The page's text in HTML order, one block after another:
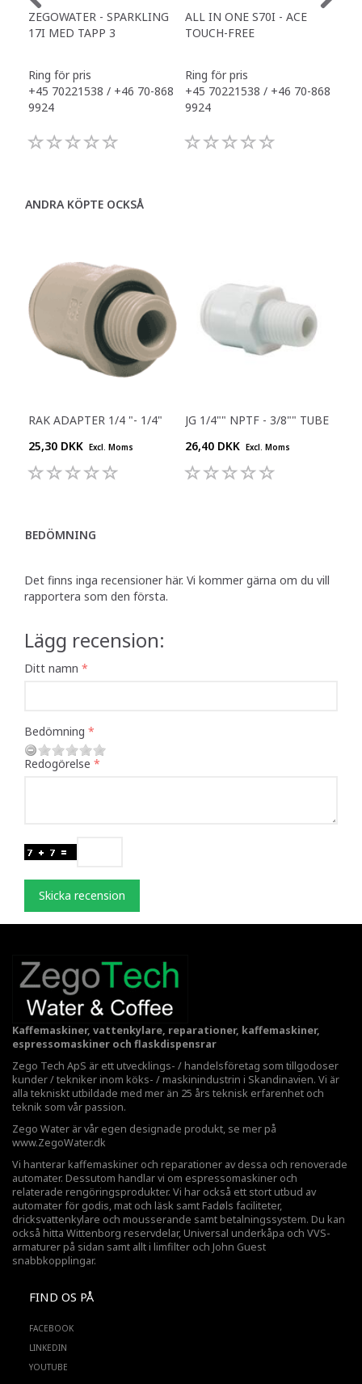
ZEGOWATER - SPARKLING
17I MED TAPP 3
Ring för pris
+45 70221538 / +46 70-868
9924
ALL IN ONE S70I - ACE
TOUCH-FREE
Ring för pris
+45 70221538 / +46 70-868
9924
ANDRA KÖPTE OCKSÅ
RAK ADAPTER 1/4 "- 1/4"
25,30 DKK Excl. Moms
JG 1/4"" NPTF - 3/8"" TUBE
26,40 DKK Excl. Moms
BEDÖMNING
Det finns inga recensioner här. Vi kommer gärna om du vill
rapportera som den första.
Lägg recension:
Ditt namn
Bedömning
Redogörelse
Skicka recension
Kaffemaskiner, vattenkylare, reparationer, kaffemaskiner,
espressomaskiner och flaskdispensrar
Zego Tech ApS är ett utvecklings- / handelsföretag som tillgodoser
kunder / tekniker inom köks- / maskinindustrin i Skandinavien. Vi är
alla tekniskt utbildade med mer än 25 års teknisk erfarenhet och
teknik som vår passion.
Zego Water är vår egen designade produkt, se mer på
www.ZegoWater.dk
Vi hanterar kaffemaskiner och reparationer av dessa och renoverade
automater. Dessutom handlar vi om espressomaskiner och
relaterade rengöringsprodukter. Vi har också ett stort utbud av
automater för godis, mat och läsk samt Fadøls faciliteter,
dricksvattenkylare och mousserande samt betalningssystem. Du kan
också hitta Wittenborg reservdelar, Universal underkåpa och VVS-
armaturer på sidan samt allt i limfilter och John Guest
snabbkopplingar.
FIND OS PÅ
FACEBOOK
LINKEDIN
YOUTUBE